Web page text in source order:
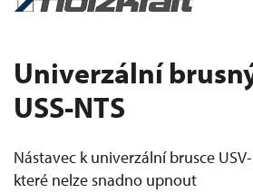
Univerzální
USS-NTS
Nástavec k univerzální brusce
které nelze snadno upnout